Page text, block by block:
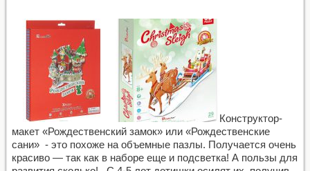
Конструктор-
макет «Рождественский замок» или «Рождественские
сани» - это похоже на объемные пазлы. Получается очень
красиво — так как в наборе еще и подсветка! А пользы для